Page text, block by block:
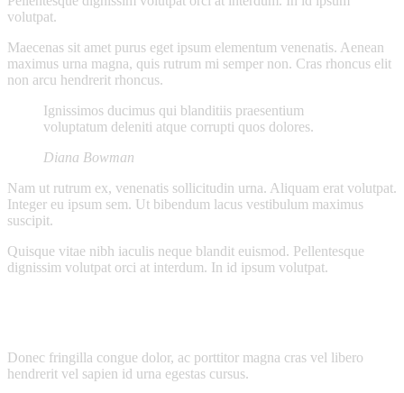
volutpat.
Maecenas sit amet purus eget ipsum elementum venenatis. Aenean
maximus urna magna, quis rutrum mi semper non. Cras rhoncus elit
non arcu hendrerit rhoncus.
Ignissimos ducimus qui blanditiis praesentium
voluptatum deleniti atque corrupti quos dolores.
Diana Bowman
Nam ut rutrum ex, venenatis sollicitudin urna. Aliquam erat volutpat.
Integer eu ipsum sem. Ut bibendum lacus vestibulum maximus
suscipit.
Quisque vitae nibh iaculis neque blandit euismod. Pellentesque
dignissim volutpat orci at interdum. In id ipsum volutpat.
Donec fringilla congue dolor, ac porttitor magna cras vel libero
hendrerit vel sapien id urna egestas cursus.